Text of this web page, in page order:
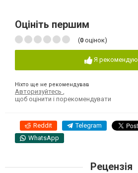
Оцініть першим
(0 оцінок)
Я рекомендую
Ніхто ще не рекомендував
Авторизуйтесь
щоб оцінити і порекомендувати
Reddit Telegram
WhatsApp
Рецензія